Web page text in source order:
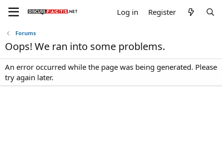
Log in Register
Forums
Oops! We ran into some problems.
An error occurred while the page was being generated. Please
try again later.